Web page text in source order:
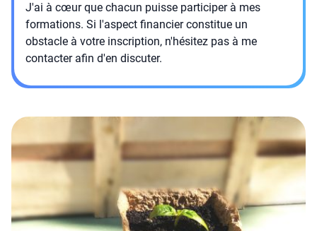
J'ai à cœur que chacun puisse participer à mes
formations. Si l'aspect financier constitue un
obstacle à votre inscription, n'hésitez pas à me
contacter afin d'en discuter.